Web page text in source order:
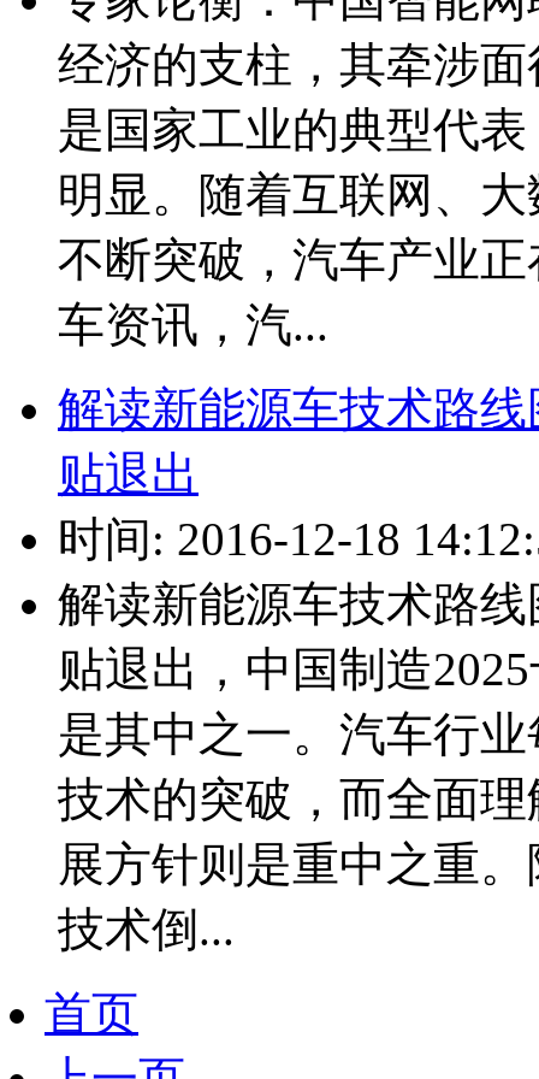
经济的支柱，其牵涉
是国家工业的典型代
明显。随着互联网、
不断突破，汽车产业
车资讯，汽...
解读新能源车技术路
贴退出
时间: 2016-12-18
解读新能源车技术路
贴退出，中国制造
是其中之一。汽车行
技术的突破，而全面
展方针则是重中之重
技术倒...
首页